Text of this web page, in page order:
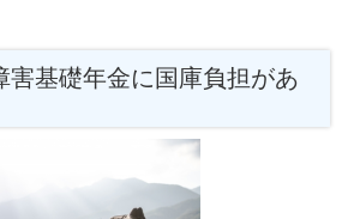
害基礎年金に国庫負担があ